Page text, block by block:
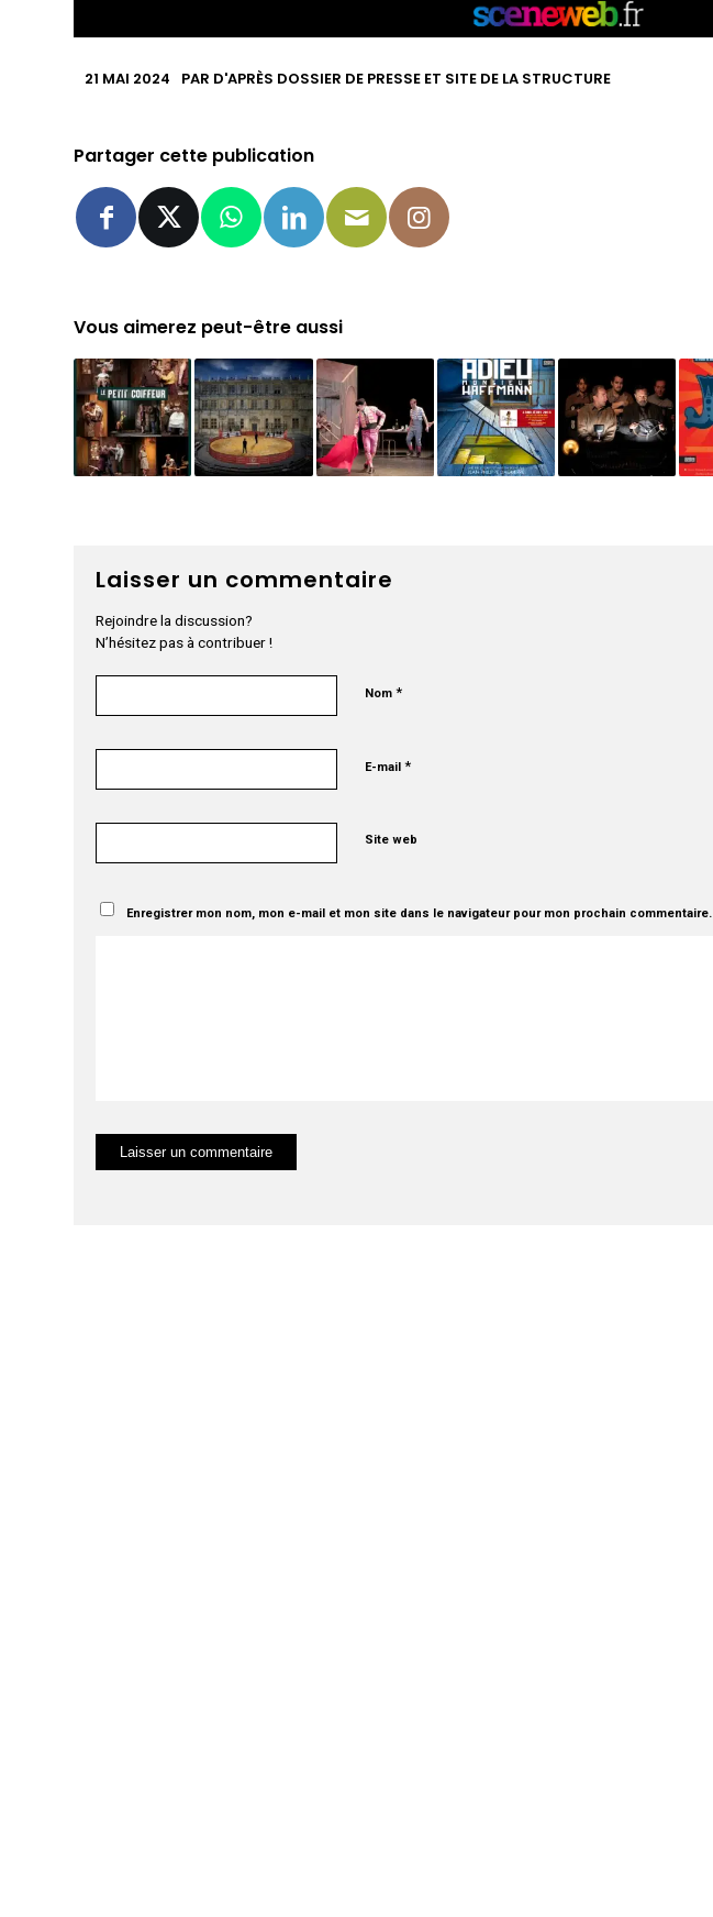
21 MAI 2024 PAR D'APRÈS DOSSIER DE PRESSE ET SITE DE LA STRUCTURE
Partager cette publication
Vous aimerez peut-être aussi
Laisser un commentaire
Rejoindre la discussion?
N’hésitez pas à contribuer !
Nom*
E-mail*
Site web
Enregistrer mon nom, mon e-mail et mon site dans le navigateur pour mon prochain commentaire.